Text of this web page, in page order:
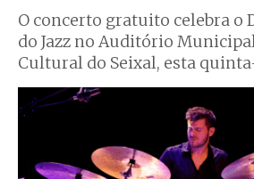
O concerto gratuito celebra o
do Jazz no Auditório
Cultural do Seixal, esta